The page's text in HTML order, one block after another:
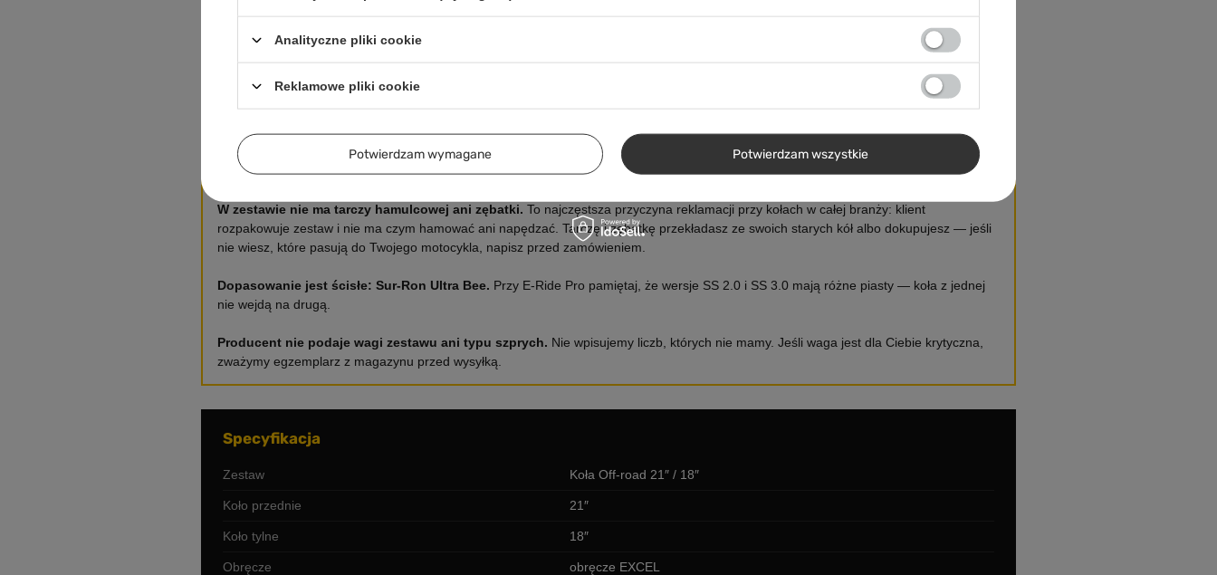
Przód 21″ i tył 18″,
Nie kupujesz obręczy do
szprychowania ani samej piasty.
W zestawie nie ma tarczy hamulcowej ani zębatki. To najczęstsza przyczyna reklamacji przy kołach w całej branży: klient
rozpakowuje zestaw i nie ma czym hamować ani napędzać. Tarczę i zębatkę przekładasz ze swoich starych kół albo dokupujesz — jeśli
nie wiesz, które pasują do Twojego motocykla, napisz przed zamówieniem.
Dopasowanie jest ścisłe: Sur-Ron Ultra Bee. Przy E-Ride Pro pamiętaj, że wersje SS 2.0 i SS 3.0 mają różne piasty — koła z jednej
nie wejdą na drugą.
Producent nie podaje wagi zestawu ani typu szprych. Nie wpisujemy liczb, których nie mamy. Jeśli waga jest dla Ciebie krytyczna,
zważymy egzemplarz z magazynu przed wysyłką.
Specyfikacja
Zestaw Koła Off-road 21″ / 18″
Koło przednie 21″
Koło tylne 18″
Obręcze obręcze EXCEL
Analityczne pliki cookie
Reklamowe pliki cookie
Potwierdzam wymagane Potwierdzam wszystkie